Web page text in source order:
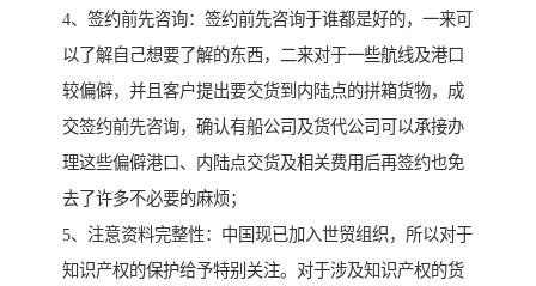
4、签约前先咨询：签约前先咨询于谁都是好的，一来可
以了解自己想要了解的东西，二来对于一些航线及港口
较偏僻，并且客户提出要交货到内陆点的拼箱货物，成
交签约前先咨询，确认有船公司及货代公司可以承接办
理这些偏僻港口、内陆点交货及相关费用后再签约也免
去了许多不必要的麻烦；
5、注意资料完整性：中国现已加入世贸组织，所以对于
知识产权的保护给予特别关注。对于涉及知识产权的货